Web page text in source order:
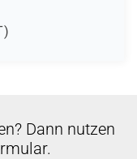
Dann nutzen